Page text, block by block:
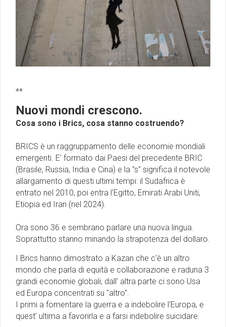
**
Nuovi mondi crescono.
Cosa sono i Brics, cosa stanno costruendo?
BRICS è un raggruppamento delle economie mondiali
emergenti. E' formato dai Paesi del precedente BRIC
(Brasile, Russia, India e Cina) e la ''s'' significa il notevole
allargamento di questi ultimi tempi: il Sudafrica è
entrato nel 2010, poi entra l'Egitto, Emirati Arabi Uniti,
Etiopia ed Iran (nel 2024).
Ora sono 36 e sembrano parlare una nuova lingua.
Soprattutto stanno minando la strapotenza del dollaro.
I Brics hanno dimostrato a Kazan che c'è un altro
mondo che parla di equità e collaborazione e raduna 3
grandi economie globali, dall' altra parte ci sono Usa
ed Europa concentrati su "altro".
I primi a fomentare la guerra e a indebolire l'Europa, e
quest' ultima a favorirla e a farsi indebolire suicidare.